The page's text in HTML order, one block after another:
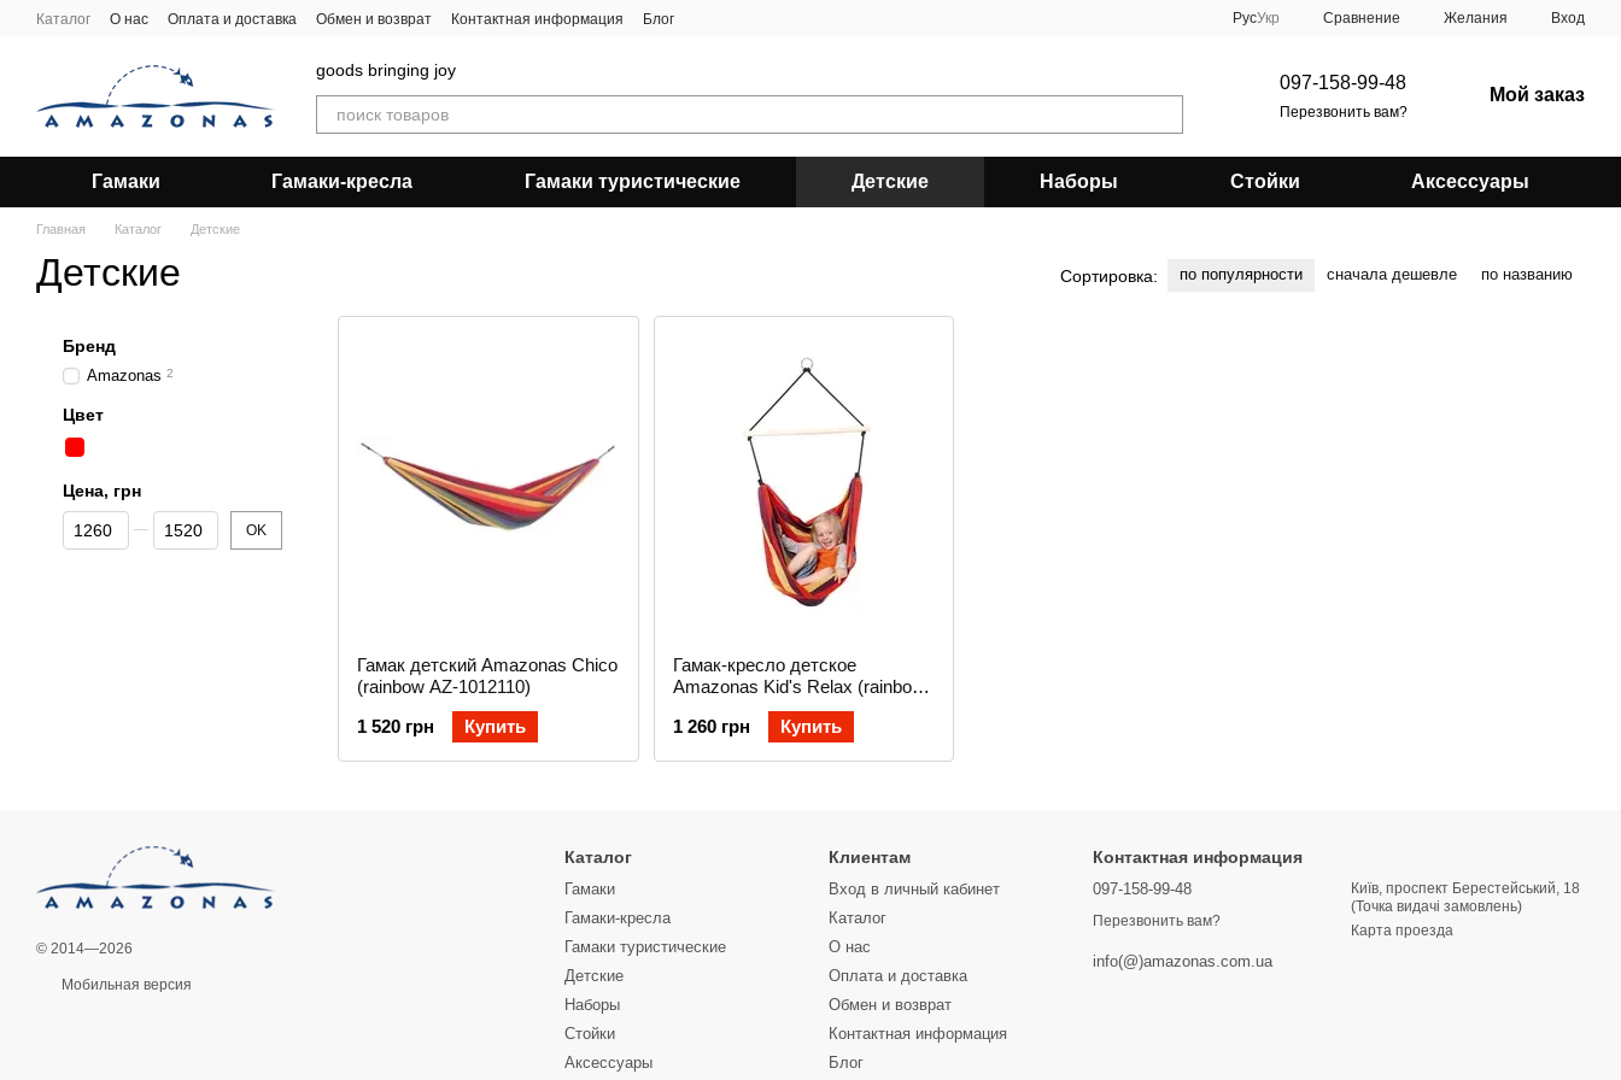
Перейти к основному контенту
Каталог О нас Оплата и доставка Обмен и возврат Контактная информация Блог РусУкр Сравнение Желания Вход
goods bringing joy
097-158-99-48
Перезвонить вам?
Мой заказ
Гамаки Гамаки-кресла Гамаки туристические Детские Наборы Стойки Аксессуары
Главная Каталог Детские
Детские Сортировка: по популярности сначала дешевле по названию
Гамак детский Amazonas Chico
(rainbow AZ-1012110)
1 520 грн
Купить
Гамак-кресло детское
Amazonas Kid's Relax (rainbow
AZ-1012300)
1 260 грн
Купить
Бренд
Amazonas 2
Цвет
Цена, грн
От Цена, грн
До Цена, грн OK
© 2014—2026
Мобильная версия
Каталог
Гамаки
Гамаки-кресла
Гамаки туристические
Детские
Наборы
Стойки
Аксессуары
Клиентам
Вход в личный кабинет
Каталог
О нас
Оплата и доставка
Обмен и возврат
Контактная информация
Блог
Контактная информация
097-158-99-48
Перезвонить вам?
info(@)amazonas.com.ua
Київ, проспект Берестейський, 18
(Точка видачі замовлень)
Карта проезда